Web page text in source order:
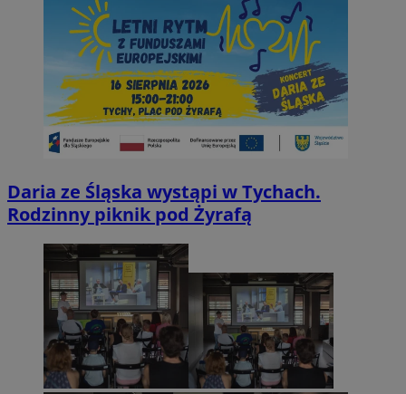
Daria ze Śląska wystąpi w Tychach.
Rodzinny piknik pod Żyrafą